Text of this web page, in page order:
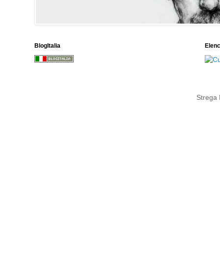
BlogItalia
Strega